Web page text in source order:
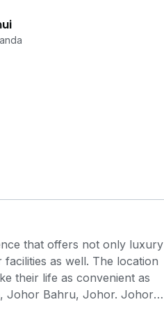
that offers not only luxury
as well. The location
their life as convenient as
Johor Bahru, Johor. Johor